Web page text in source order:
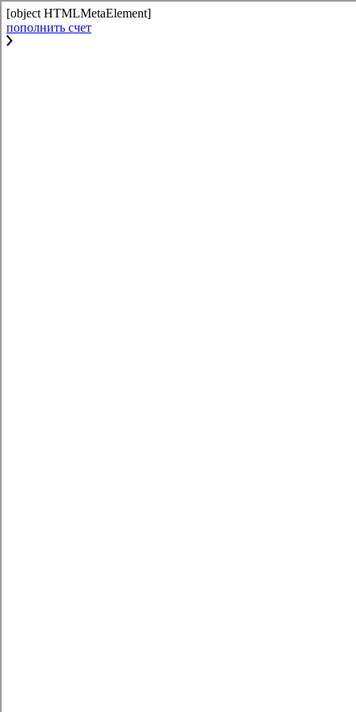
[object HTMLMetaElement]
пополнить счет